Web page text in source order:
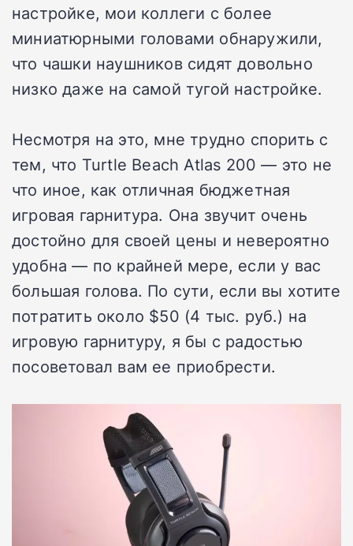
настройке, мои коллеги с более
миниатюрными головами обнаружили,
что чашки наушников сидят довольно
низко даже на самой тугой настройке.
Несмотря на это, мне трудно спорить с
тем, что Turtle Beach Atlas 200 — это не
что иное, как отличная бюджетная
игровая гарнитура. Она звучит очень
достойно для своей цены и невероятно
удобна — по крайней мере, если у вас
большая голова. По сути, если вы хотите
потратить около $50 (4 тыс. руб.) на
игровую гарнитуру, я бы с радостью
посоветовал вам ее приобрести.